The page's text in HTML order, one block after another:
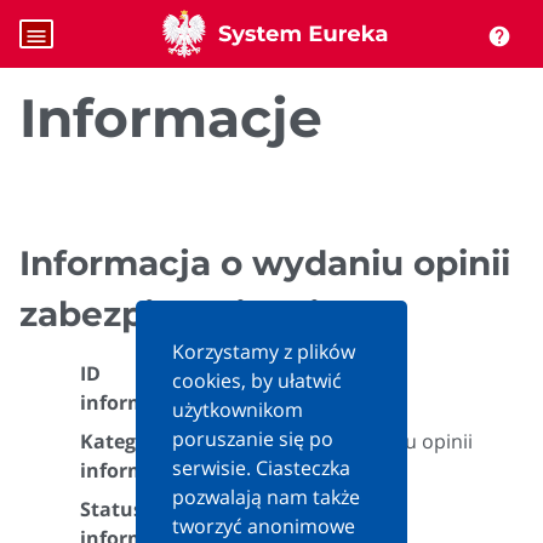
menu help
Informacje
Informacja o wydaniu opinii
zabezpieczającej
ID
informacji:
678708
Kategoria
informacji:
Informacja o wydaniu opinii
zabezpieczającej
Status
Aktualna
Korzystamy z plików
cookies, by ułatwić
użytkownikom
poruszanie się po
serwisie. Ciasteczka
pozwalają nam także
tworzyć anonimowe